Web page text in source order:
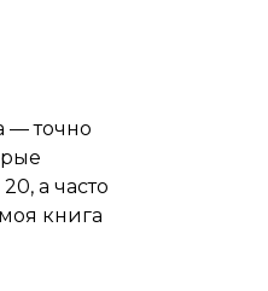
— точно
а часто
книга